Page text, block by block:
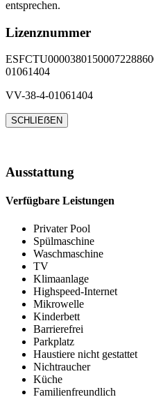
entsprechen.
Lizenznummer
01061404
VV-38-4-01061404
SCHLIEẞEN
Ausstattung
Verfügbare Leistungen
Privater Pool
Spülmaschine
Waschmaschine
TV
Klimaanlage
Highspeed-Internet
Mikrowelle
Kinderbett
Barrierefrei
Parkplatz
Haustiere nicht gestattet
Nichtraucher
Küche
Familienfreundlich